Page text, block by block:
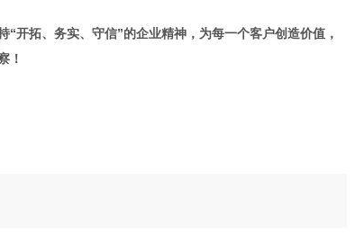
开拓、务实、守信”的企业精神，为每一个客户创造价值，
！